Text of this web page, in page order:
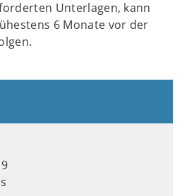
Unterlagen, kann
6 Monate vor der